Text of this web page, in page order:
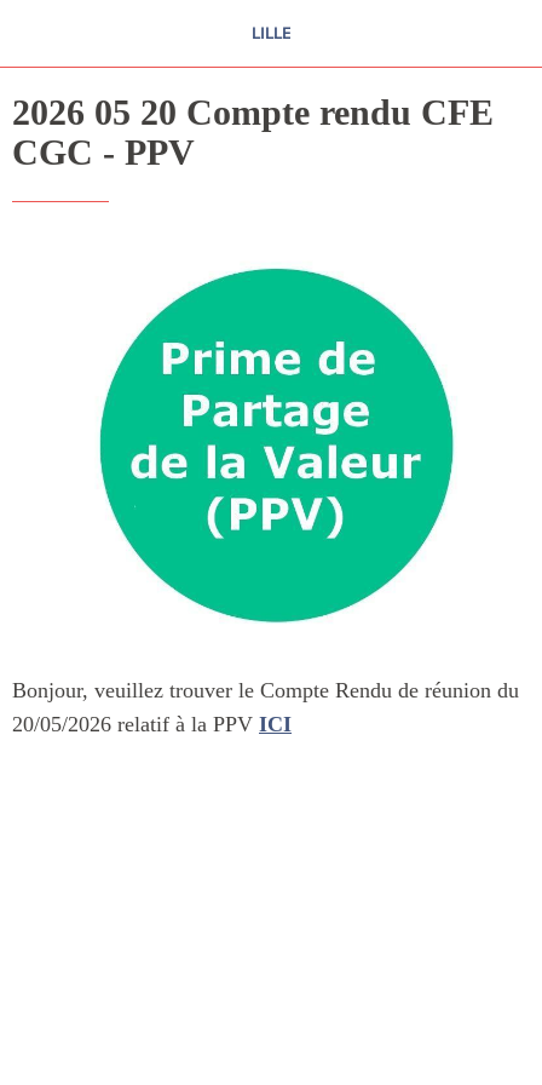
LILLE
2026 05 20 Compte rendu CFE
CGC - PPV
Bonjour, veuillez trouver le Compte Rendu de réunion du
20/05/2026 relatif à la PPV ICI